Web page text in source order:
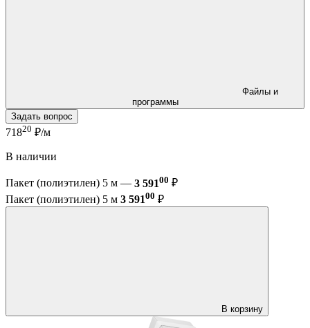
программы
Задать вопрос
71820 ₽/м
В наличии
Пакет (полиэтилен) 5 м — 3 59100 ₽
Пакет (полиэтилен) 5 м 3 59100 ₽
В корзину